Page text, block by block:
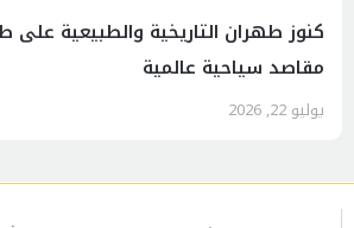
كنوز طهران التاريخية والطبيعية على
مقاصد سياحية عالمية
يوليو 22, 2026